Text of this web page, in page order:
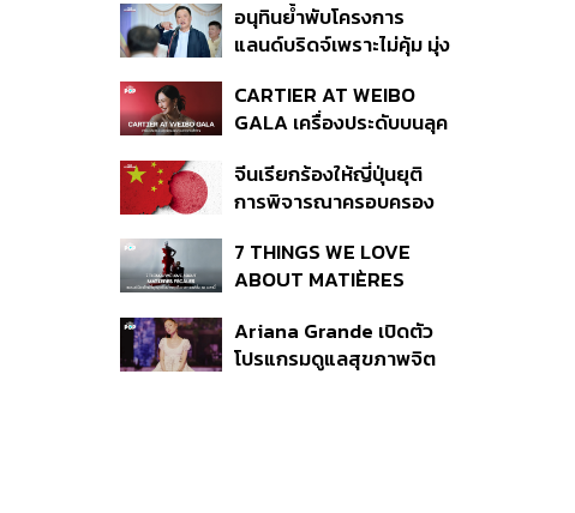
อนุทินย้ำพับโครงการ
แลนด์บริดจ์เพราะไม่คุ้ม มุ่ง
รองรับอ่าวไทย-อันดามัน
CARTIER AT WEIBO
GALA เครื่องประดับบนลุค
สำคัญ
จีนเรียกร้องให้ญี่ปุ่นยุติ
การพิจารณาครอบครอง
7 THINGS WE LOVE
ABOUT MATIÈRES
Ariana Grande เปิดตัว
โปรแกรมดูแลสุขภาพจิต